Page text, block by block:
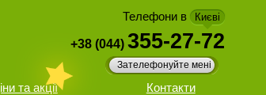
Телефони в Києві
+38 (044) 355-27-72
Зателефонуйте мені
та акції Контакти